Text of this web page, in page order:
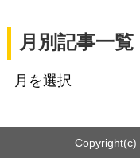
月別記事一覧
Copyright(c)